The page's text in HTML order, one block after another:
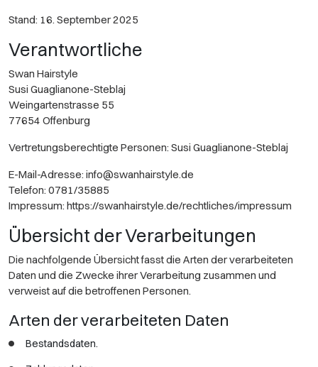
Stand: 16. September 2025
Verantwortliche
Swan Hairstyle
Susi Guaglianone-Steblaj
Weingartenstrasse 55
77654 Offenburg
Vertretungsberechtigte Personen: Susi Guaglianone-Steblaj
E-Mail-Adresse: info@swanhairstyle.de
Telefon: 0781/35885
Impressum: https://swanhairstyle.de/rechtliches/impressum
Übersicht der Verarbeitungen
Die nachfolgende Übersicht fasst die Arten der verarbeiteten
Daten und die Zwecke ihrer Verarbeitung zusammen und
verweist auf die betroffenen Personen.
Arten der verarbeiteten Daten
Bestandsdaten.